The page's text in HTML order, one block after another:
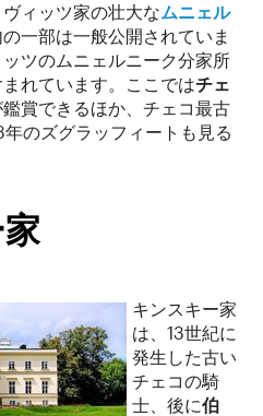
ィッツ家の壮大なムニェル
一部は一般公開されていま
ツのムニェルニーク分家所
れています。ここではチェ
鑑賞できるほか、チェコ最古
のズグラッフィートも見る
家
キンスキー家
は、13世紀に
発生した古い
チェコの騎
士、後に伯